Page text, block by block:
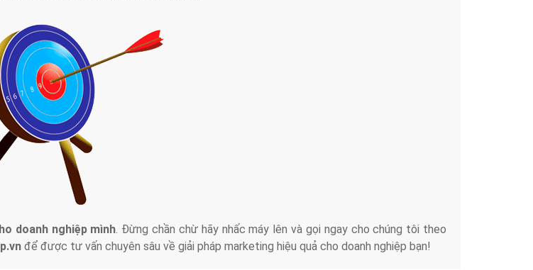
doanh nghiệp mình . Đừng chần chừ hãy nhấc máy lên và gọi ngay cho chúng tôi theo
để được tư vấn chuyên sâu về giải pháp marketing hiệu quả cho doanh nghiệp bạn!